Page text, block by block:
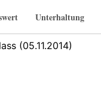
Unterhaltung
(05.11.2014)